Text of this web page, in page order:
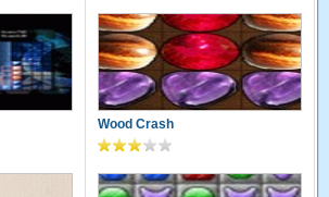
Wood Crash